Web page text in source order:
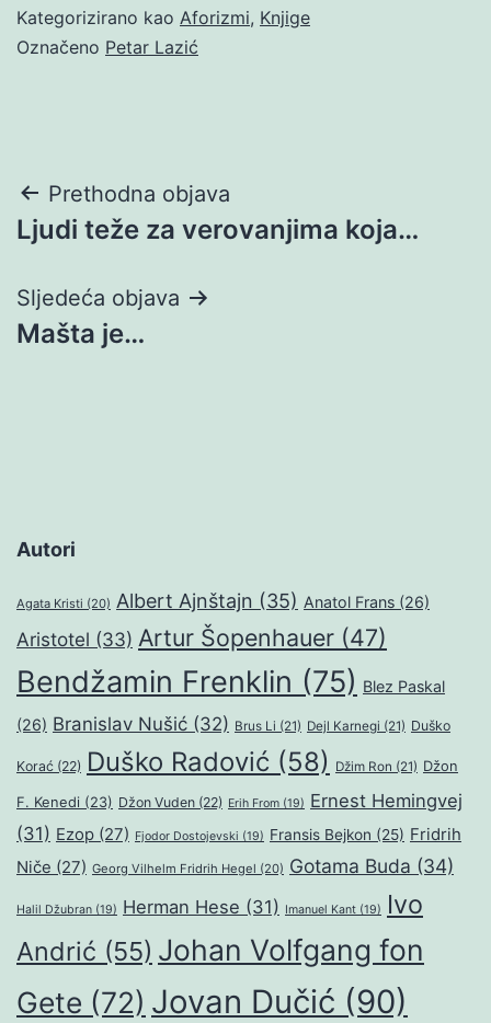
Kategorizirano kao Aforizmi, Knjige
Označeno Petar Lazić
Navigacija
objava
Prethodna objava
Ljudi teže za verovanjima koja…
Sljedeća objava
Mašta je…
Autori
Agata Kristi (20) Albert Ajnštajn (35) Anatol Frans (26)
Aristotel (33) Artur Šopenhauer (47)
Bendžamin Frenklin (75) Blez Paskal
(26) Branislav Nušić (32) Brus Li (21) Dejl Karnegi (21) Duško
Korać (22) Duško Radović (58) Džim Ron (21) Džon
F. Kenedi (23) Džon Vuden (22) Erih From (19) Ernest Hemingvej
(31) Ezop (27) Fjodor Dostojevski (19) Fransis Bejkon (25) Fridrih
Niče (27) Georg Vilhelm Fridrih Hegel (20) Gotama Buda (34)
Halil Džubran (19) Herman Hese (31) Imanuel Kant (19)
Ivo
Andrić (55) Johan Volfgang fon
Gete (72) Jovan Dučić (90)